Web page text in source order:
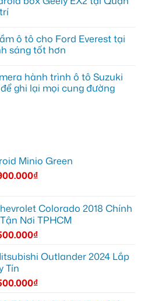
ô tô cho Ford Everest tại
sáng tốt hơn
hành trình ô tô Suzuki
ghi lại mọi cung đường
Minio Green
₫
Colorado 2018 Chính
Nơi TPHCM
₫
Outlander 2024 Lắp
Tín
₫